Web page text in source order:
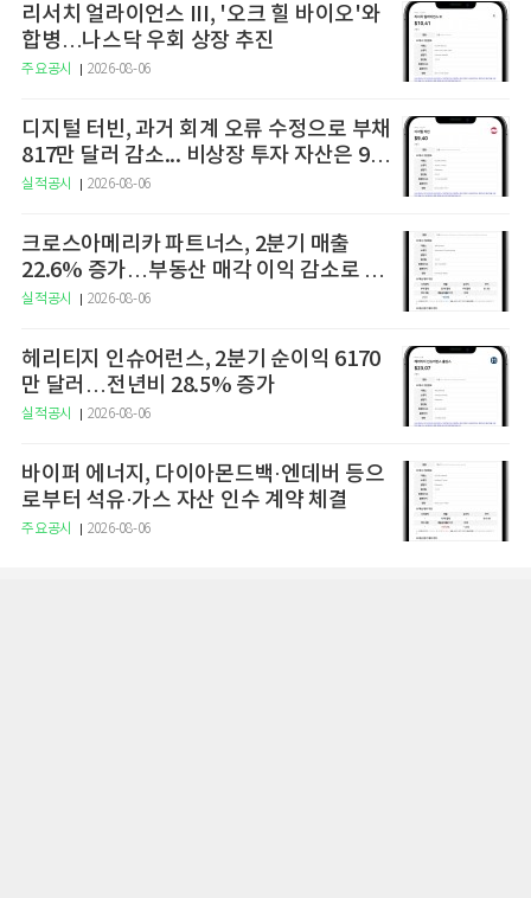
리서치 얼라이언스 III, '오크 힐 바이오'와
합병…나스닥 우회 상장 추진
주요공시 2026-08-06
디지털 터빈, 과거 회계 오류 수정으로 부채
817만 달러 감소... 비상장 투자 자산은 928
만 달러 감액
실적공시 2026-08-06
크로스아메리카 파트너스, 2분기 매출
22.6% 증가…부동산 매각 이익 감소로 순
이익은 17.3% 줄어
실적공시 2026-08-06
헤리티지 인슈어런스, 2분기 순이익 6170
만 달러…전년비 28.5% 증가
실적공시 2026-08-06
바이퍼 에너지, 다이아몬드백·엔데버 등으
로부터 석유·가스 자산 인수 계약 체결
주요공시 2026-08-06